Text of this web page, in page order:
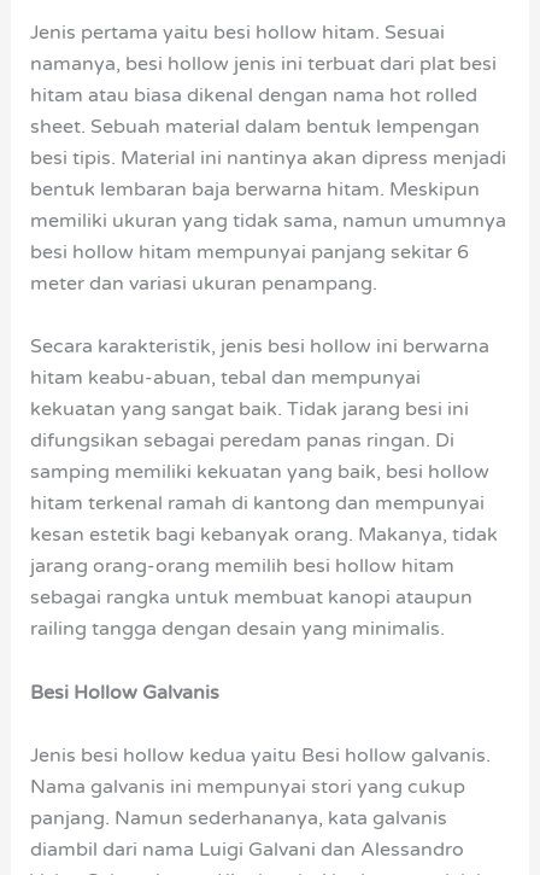
Jenis pertama yaitu besi hollow hitam. Sesuai
namanya, besi hollow jenis ini terbuat dari plat besi
hitam atau biasa dikenal dengan nama hot rolled
sheet. Sebuah material dalam bentuk lempengan
besi tipis. Material ini nantinya akan dipress menjadi
bentuk lembaran baja berwarna hitam. Meskipun
memiliki ukuran yang tidak sama, namun umumnya
besi hollow hitam mempunyai panjang sekitar 6
meter dan variasi ukuran penampang.
Secara karakteristik, jenis besi hollow ini berwarna
hitam keabu-abuan, tebal dan mempunyai
kekuatan yang sangat baik. Tidak jarang besi ini
difungsikan sebagai peredam panas ringan. Di
samping memiliki kekuatan yang baik, besi hollow
hitam terkenal ramah di kantong dan mempunyai
kesan estetik bagi kebanyak orang. Makanya, tidak
jarang orang-orang memilih besi hollow hitam
sebagai rangka untuk membuat kanopi ataupun
railing tangga dengan desain yang minimalis.
Besi Hollow Galvanis
Jenis besi hollow kedua yaitu Besi hollow galvanis.
Nama galvanis ini mempunyai stori yang cukup
panjang. Namun sederhananya, kata galvanis
diambil dari nama Luigi Galvani dan Alessandro